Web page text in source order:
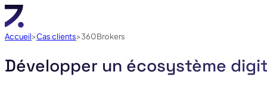
Accueil Cas clients 360Brokers
Développer un écosystème